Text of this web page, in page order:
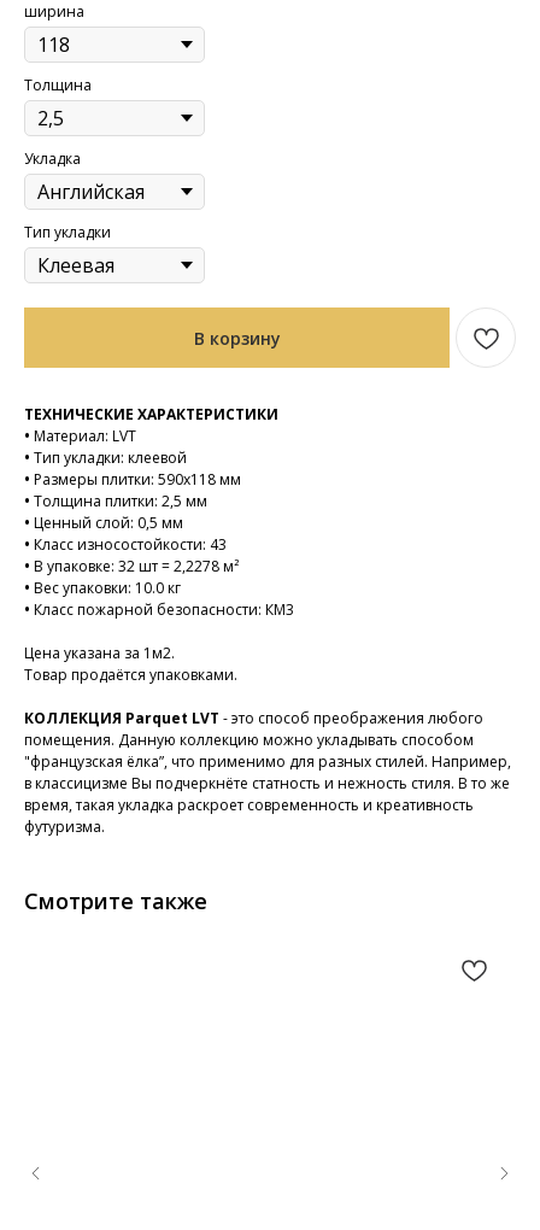
ширина
Толщина
Укладка
Тип укладки
В корзину
ТЕХНИЧЕСКИЕ ХАРАКТЕРИСТИКИ
• Материал: LVT
• Тип укладки: клеевой
• Размеры плитки: 590х118 мм
• Толщина плитки: 2,5 мм
• Ценный слой: 0,5 мм
• Класс износостойкости: 43
• В упаковке: 32 шт = 2,2278 м²
• Вес упаковки: 10.0 кг
• Класс пожарной безопасности: КМ3
Цена указана за 1м2.
Товар продаётся упаковками.
КОЛЛЕКЦИЯ Parquet LVT - это способ преображения любого
помещения. Данную коллекцию можно укладывать способом
"французская ёлка”, что применимо для разных стилей. Например,
в классицизме Вы подчеркнёте статность и нежность стиля. В то же
время, такая укладка раскроет современность и креативность
футуризма.
Смотрите также